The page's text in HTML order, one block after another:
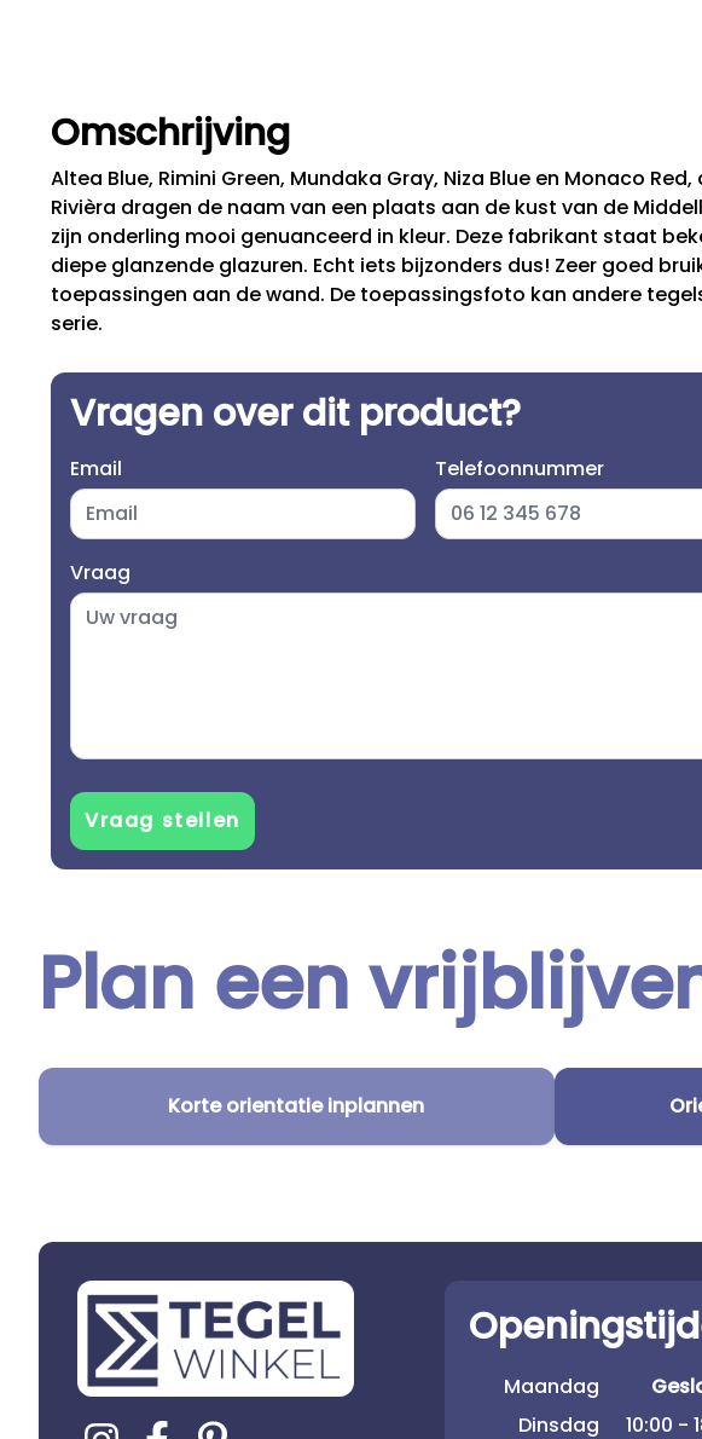
Omschrijving
Altea Blue, Rimini Green, Mundaka Gray, Niza Blue en Monaco
Rivièra dragen de naam van een plaats aan de kust van de
zijn onderling mooi genuanceerd in kleur. Deze fabrikant staat
diepe glanzende glazuren. Echt iets bijzonders dus! Zeer goed
toepassingen aan de wand. De toepassingsfoto kan andere
serie.
Vragen over dit product?
Email Telefoonnummer
Vraag
Plan een
Korte orientatie inplannen
Maandag
Dinsdag
10:00 -